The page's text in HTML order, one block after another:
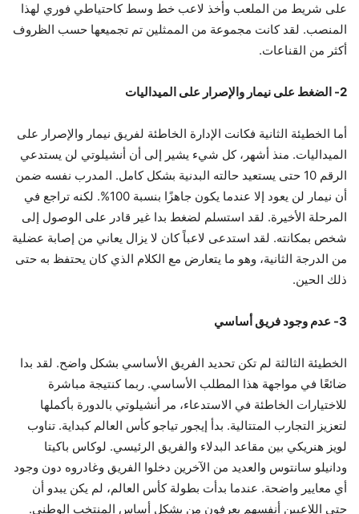
على شريط من الملعب وأخذ لاعب خط وسط كاحتياطي فوري لهذا
المنصب. لقد كانت مجموعة من الممثلين تم تجميعها حسب الظروف
أكثر من القناعات.
2- الضغط على نيمار والإصرار على الميداليات
أما الخطيئة الثانية فكانت الإدارة الخاطئة لفريق نيمار والإصرار على
الميداليات. منذ أشهر، كل شيء يشير إلى أن أنشيلوتي لن يستدعي
الرقم 10 حتى يستعيد حالته البدنية بشكل كامل. المدرب نفسه ضمن
أن نيمار لن يعود إلا عندما يكون جاهزًا بنسبة 100%. لكنه تراجع في
المرحلة الأخيرة. لقد استسلم لضغط بدا غير قادر على الوصول إلى
شخص بمكانته. لقد استدعى لاعباً كان لا يزال يعاني من إصابة عضلية
من الدرجة الثانية، وهو ما يتعارض مع الكلام الذي كان يحتفظ به حتى
ذلك الحين.
3- عدم وجود فريق أساسي
الخطيئة الثالثة لم تكن تحديد الفريق الأساسي بشكل واضح. لقد بدا
ضائعًا في مواجهة هذا المطلب الأساسي. ربما كنتيجة مباشرة
للاختيارات الخاطئة في الاستدعاء، مر أنشيلوتي بالدورة بأكملها
لتعزيز التجارب المتتالية. بدأ إيجور تياجو كأس العالم كبداية. تناوب
لويز هنريكي بين مقاعد البدلاء والفريق الرئيسي. لوكاس باكيتا
ودانيلو سانتوس والعديد من الآخرين دخلوا الفريق وغادروه دون وجود
أي معايير واضحة. عندما بدأت بطولة كأس العالم، لم يكن يبدو أن
حتى اللاعبين أنفسهم يعرفون من يشكل أساس المنتخب الوطني.